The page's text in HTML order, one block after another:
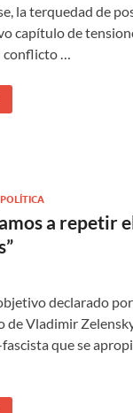
la terquedad de
capítulo de
conflicto …
POLÍTICA
a repetir
declarado
de Vladimir
fascista que se